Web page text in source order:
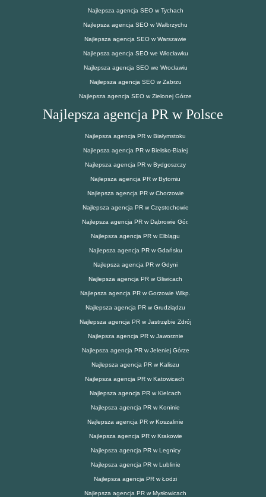
Najlepsza agencja SEO w Tychach
Najlepsza agencja SEO w Wałbrzychu
Najlepsza agencja SEO w Warszawie
Najlepsza agencja SEO we Włocławku
Najlepsza agencja SEO we Wrocławiu
Najlepsza agencja SEO w Zabrzu
Najlepsza agencja SEO w Zielonej Górze
Najlepsza agencja PR w Polsce
Najlepsza agencja PR w Białymstoku
Najlepsza agencja PR w Bielsko-Białej
Najlepsza agencja PR w Bydgoszczy
Najlepsza agencja PR w Bytomiu
Najlepsza agencja PR w Chorzowie
Najlepsza agencja PR w Częstochowie
Najlepsza agencja PR w Dąbrowie Gór.
Najlepsza agencja PR w Elblągu
Najlepsza agencja PR w Gdańsku
Najlepsza agencja PR w Gdyni
Najlepsza agencja PR w Gliwicach
Najlepsza agencja PR w Gorzowie Wlkp.
Najlepsza agencja PR w Grudziądzu
Najlepsza agencja PR w Jastrzębie Zdrój
Najlepsza agencja PR w Jaworznie
Najlepsza agencja PR w Jeleniej Górze
Najlepsza agencja PR w Kaliszu
Najlepsza agencja PR w Katowicach
Najlepsza agencja PR w Kielcach
Najlepsza agencja PR w Koninie
Najlepsza agencja PR w Koszalinie
Najlepsza agencja PR w Krakowie
Najlepsza agencja PR w Legnicy
Najlepsza agencja PR w Lublinie
Najlepsza agencja PR w Łodzi
Najlepsza agencja PR w Mysłowicach